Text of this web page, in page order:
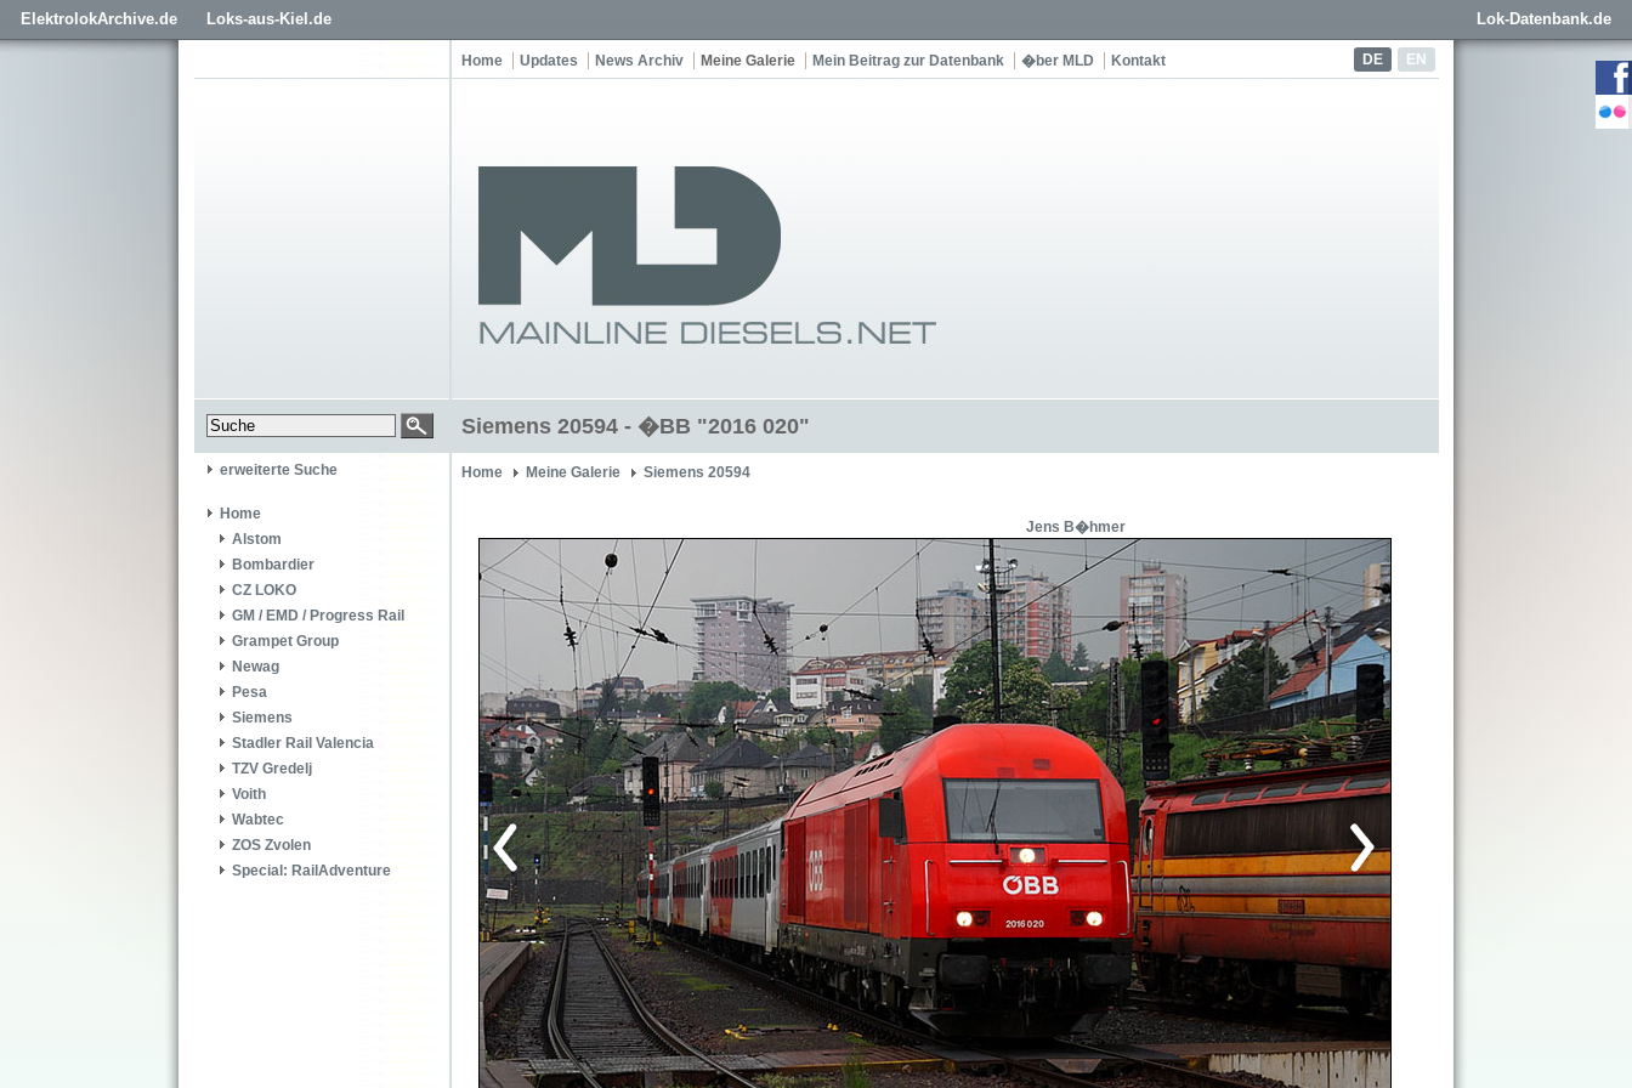
ElektrolokArchive.de Loks-aus-Kiel.de Lok-Datenbank.de
DE EN
Home Updates News Archiv Meine Galerie Mein Beitrag zur Datenbank �ber MLD Kontakt
Siemens 20594 - �BB "2016 020"
erweiterte Suche
Home
Alstom
Bombardier
CZ LOKO
GM / EMD / Progress Rail
Grampet Group
Newag
Pesa
Siemens
Stadler Rail Valencia
TZV Gredelj
Voith
Wabtec
ZOS Zvolen
Special: RailAdventure
Home Meine Galerie Siemens 20594
Jens B�hmer